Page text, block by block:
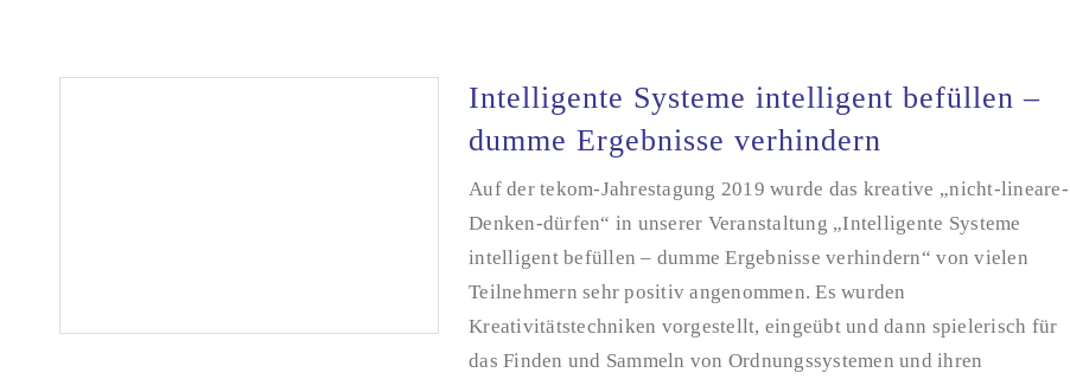
Intelligente Systeme intelligent befüllen –
dumme Ergebnisse verhindern
Auf der tekom-Jahrestagung 2019 wurde das kreative „nicht-lineare-
Denken-dürfen“ in unserer Veranstaltung „Intelligente Systeme
intelligent befüllen – dumme Ergebnisse verhindern“ von vielen
Teilnehmern sehr positiv angenommen. Es wurden
Kreativitätstechniken vorgestellt, eingeübt und dann spielerisch für
das Finden und Sammeln von Ordnungssystemen und ihren